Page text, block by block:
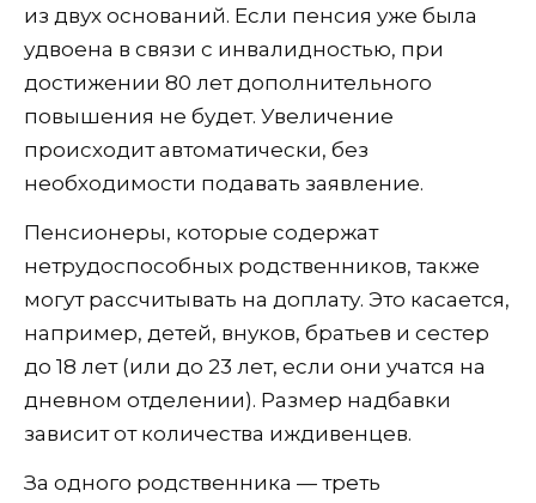
из двух оснований. Если пенсия уже была
удвоена в связи с инвалидностью, при
достижении 80 лет дополнительного
повышения не будет. Увеличение
происходит автоматически, без
необходимости подавать заявление.
Пенсионеры, которые содержат
нетрудоспособных родственников, также
могут рассчитывать на доплату. Это касается,
например, детей, внуков, братьев и сестер
до 18 лет (или до 23 лет, если они учатся на
дневном отделении). Размер надбавки
зависит от количества иждивенцев.
За одного родственника — треть